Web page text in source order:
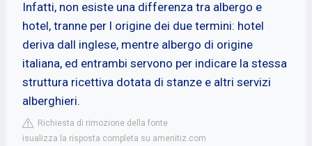
Infatti, non esiste una differenza tra albergo e
hotel, tranne per l origine dei due termini: hotel
deriva dall inglese, mentre albergo di origine
italiana, ed entrambi servono per indicare la stessa
struttura ricettiva dotata di stanze e altri servizi
alberghieri.
Richiesta di rimozione della fonte
isualizza la risposta completa su amenitiz.com